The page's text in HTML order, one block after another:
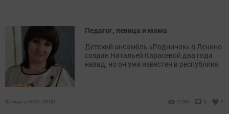
Педагог, певица и мама
Детский ансамбль «Родничок» в Ленино
создан Натальей Карасевой два года
назад, но он уже известен в республике.
07 марта 2025, 09:00 2280 0 1